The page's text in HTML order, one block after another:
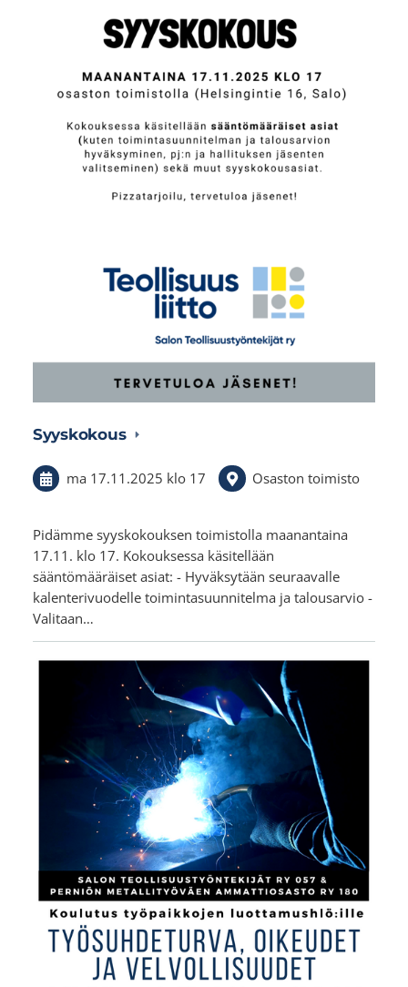
Syyskokous
ma 17.11.2025 klo 17 Osaston toimisto
Pidämme syyskokouksen toimistolla maanantaina
17.11. klo 17. Kokouksessa käsitellään
sääntömääräiset asiat: - Hyväksytään seuraavalle
kalenterivuodelle toimintasuunnitelma ja talousarvio -
Valitaan…